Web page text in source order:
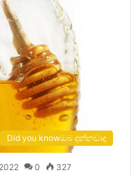
Did you knowඔබ දන්නවාද
0 327